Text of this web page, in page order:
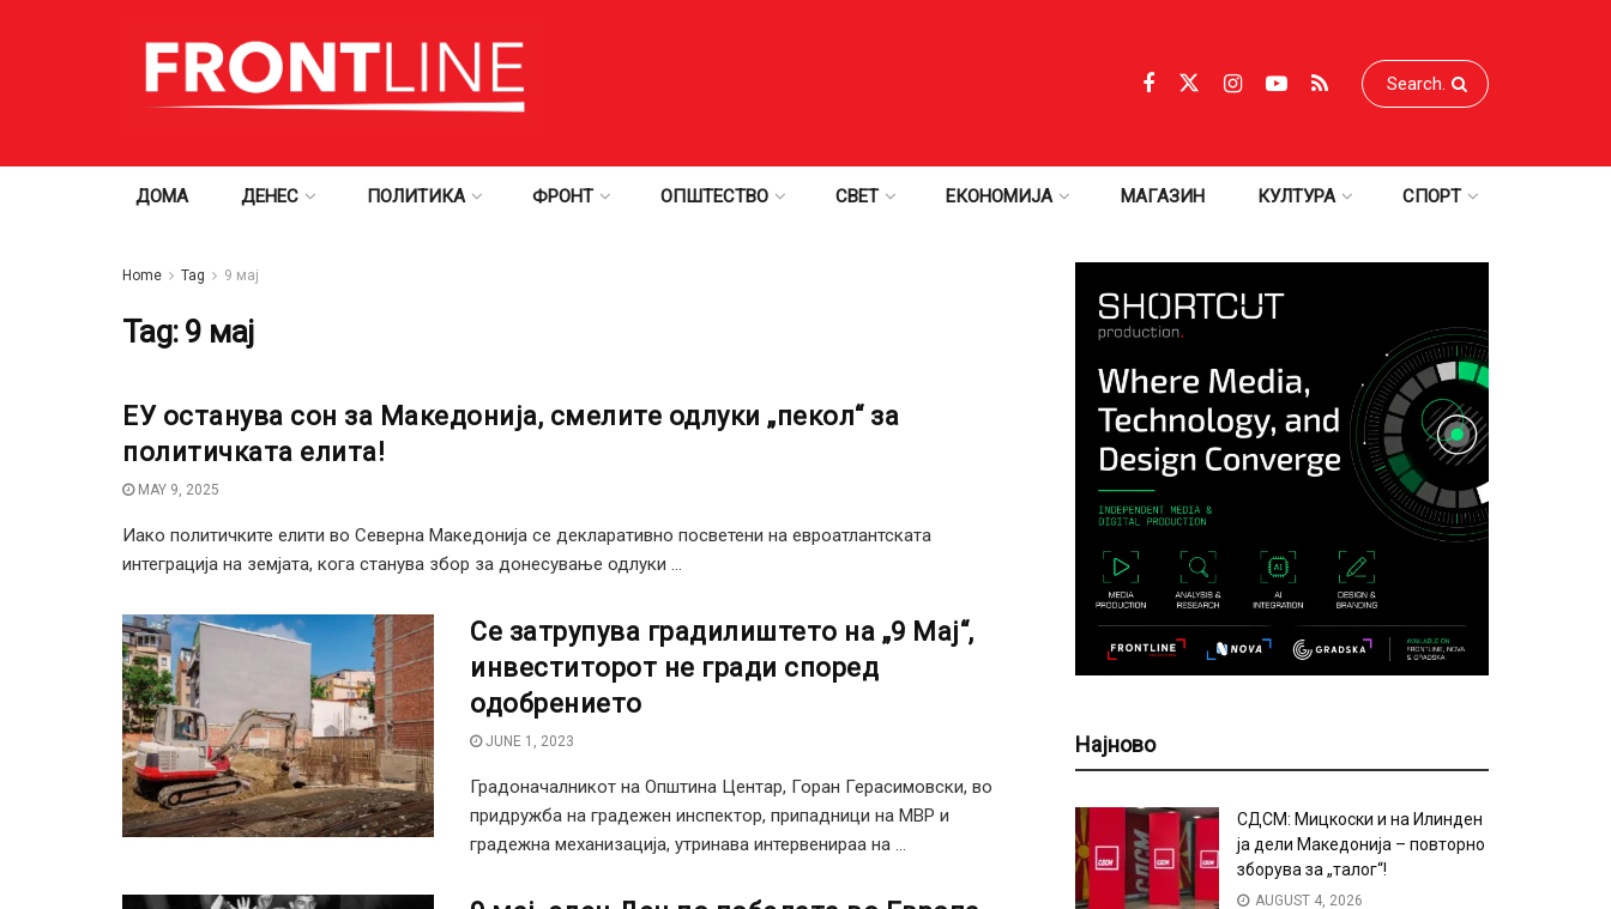
ДОМА ДЕНЕС ПОЛИТИКА ФРОНТ ОПШТЕСТВО СВЕТ ЕКОНОМИЈА МАГАЗИН КУЛТУРА СПОРТ
Home Tag 9 мај
Tag: 9 мај
ЕУ останува сон за Македонија, смелите одлуки „пекол“ за
политичката елита!
MAY 9, 2025
Иако политичките елити во Северна Македонија се декларативно посветени на евроатлантската
интеграција на земјата, кога станува збор за донесување одлуки ...
Се затрупува градилиштето на „9 Мај“,
инвеститорот не гради според
одобрението
JUNE 1, 2023
Градоначалникот на Општина Центар, Горан Герасимовски, во
придружба на градежен инспектор, припадници на МВР и
градежна механизација, утринава интервенираа на ...
Најново
СДСМ: Мицкоски и на Илинден
ја дели Македонија – повторно
зборува за „талог“!
AUGUST 4, 2026